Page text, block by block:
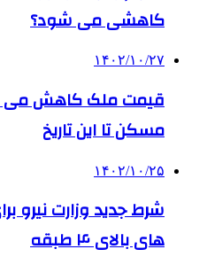
کاهشی می شود؟
۱۴۰۲/۱۰/۲۷
قیمت ملک کاهش می
مسکن تا این تاریخ
۱۴۰۲/۱۰/۲۵
شرط جدید وزارت نیرو
های بالای ۴ طبقه